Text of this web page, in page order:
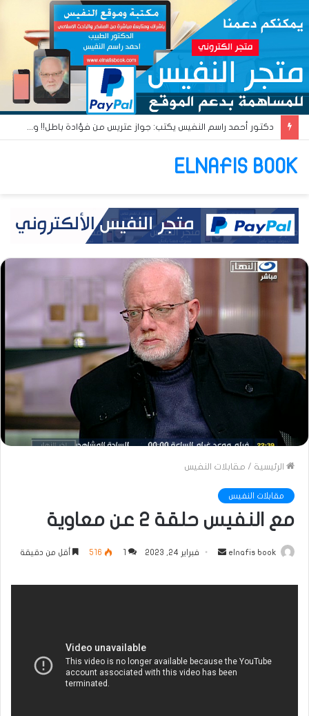
دكتور أحمد راسم النفيس يكتب: جواز عتريس من فؤادة باطل!! وجواز براقش من حُنين فاشل!!
ELNAFIS BOOK
الرئيسية / مقابلات النفيس
مقابلات النفيس
مع النفيس حلقة 2 عن معاوية
elnafis book
أرسل
إلكترونيا
فبراير 24, 2023 516 أقل من دقيقة